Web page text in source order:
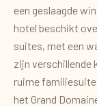
een geslaagde
hotel beschikt
suites, met een
zijn
ruime
het Grand